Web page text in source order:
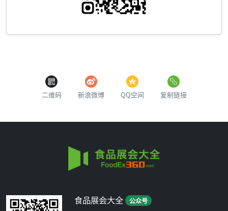
二维码 新浪微博 QQ空间 复制链接
食品展会大全 公众号